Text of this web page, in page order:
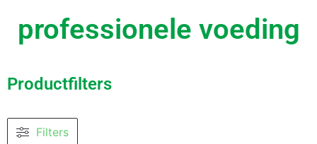
professionele voeding
Productfilters
Filters